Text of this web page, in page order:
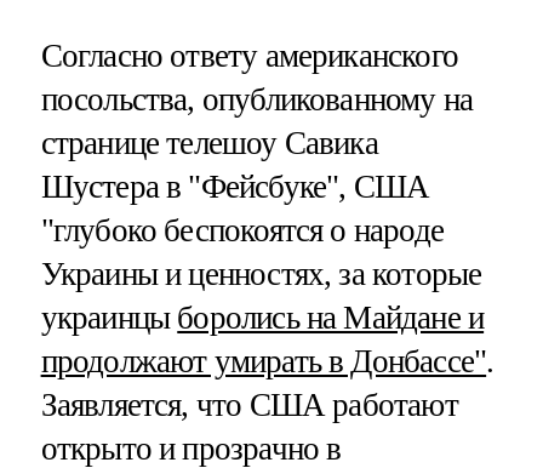
Согласно ответу американского
посольства, опубликованному на
странице телешоу Савика
Шустера в "Фейсбуке", США
"глубоко беспокоятся о народе
Украины и ценностях, за которые
украинцы боролись на Майдане и
продолжают умирать в Донбассе".
Заявляется, что США работают
открыто и прозрачно в